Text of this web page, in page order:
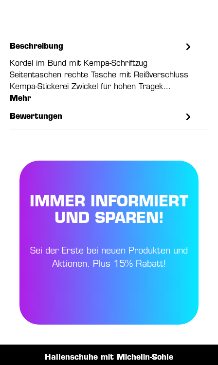
Beschreibung
Kordel im Bund mit Kempa-Schriftzug
Seitentaschen rechte Tasche mit Reißverschluss
Kempa-Stickerei Zwickel für hohen Tragek…
Mehr
Bewertungen
IMMER INFORMIERT
UND SPAREN!
Sei der Erste bei neuen Produkten und
Aktionen. Plus 15% Rabatt!
Hallenschuhe mit Michelin-Sohle